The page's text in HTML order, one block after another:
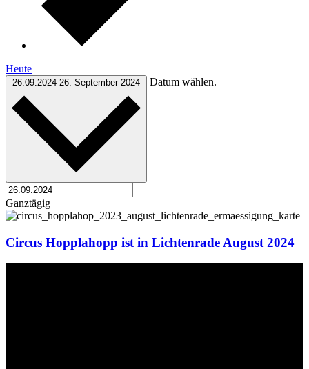
Heute
26.09.2024 26. September 2024 Datum wählen.
Ganztägig
Circus Hopplahopp ist in Lichtenrade August 2024